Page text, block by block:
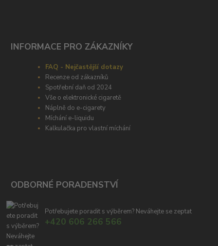
INFORMACE PRO ZÁKAZNÍKY
FAQ - Nejčastější dotazy
Recenze od zákazníků
Spotřební daň od 2024
Vše o elektronické cigaretě
Náplně do e-cigarety
Míchání e-liquidu
Kalkulačka pro vlastní míchání
ODBORNÉ PORADENSTVÍ
Potřebujete poradit s výběrem? Neváhejte se zeptat
+420 606 266 566